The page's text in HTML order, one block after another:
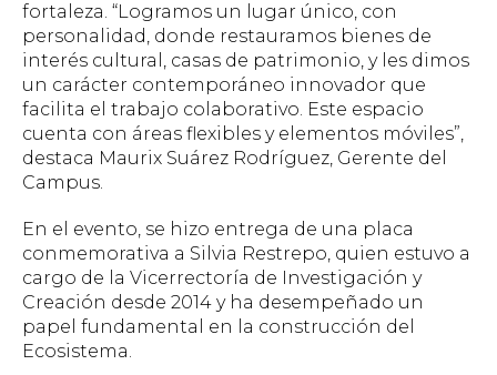
fortaleza. “Logramos un lugar único, con
personalidad, donde restauramos bienes de
interés cultural, casas de patrimonio, y les dimos
un carácter contemporáneo innovador que
facilita el trabajo colaborativo. Este espacio
cuenta con áreas flexibles y elementos móviles”,
destaca Maurix Suárez Rodríguez, Gerente del
Campus.
En el evento, se hizo entrega de una placa
conmemorativa a Silvia Restrepo, quien estuvo a
cargo de la Vicerrectoría de Investigación y
Creación desde 2014 y ha desempeñado un
papel fundamental en la construcción del
Ecosistema.